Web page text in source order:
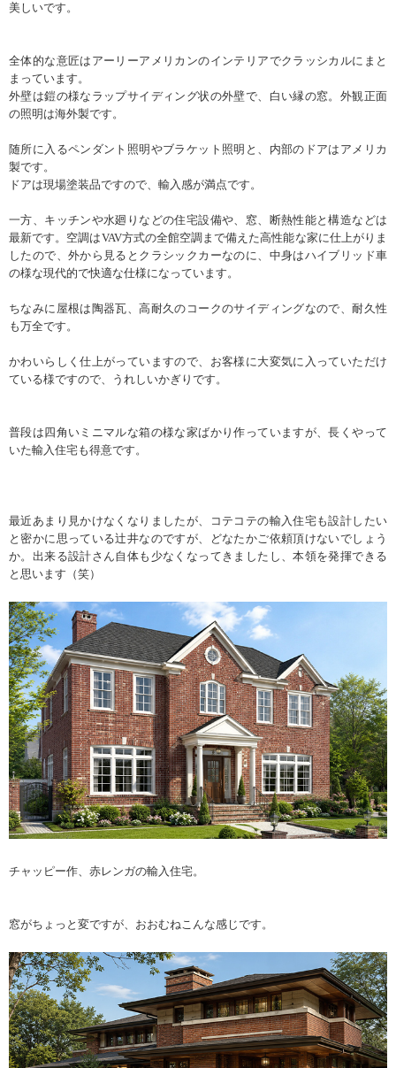
美しいです。
全体的な意匠はアーリーアメリカンのインテリアでクラッシカルにまと
まっています。
外壁は鎧の様なラップサイディング状の外壁で、白い縁の窓。外観正面
の照明は海外製です。
随所に入るペンダント照明やブラケット照明と、内部のドアはアメリカ
製です。
ドアは現場塗装品ですので、輸入感が満点です。
一方、キッチンや水廻りなどの住宅設備や、窓、断熱性能と構造などは
最新です。空調はVAV方式の全館空調まで備えた高性能な家に仕上がりま
したので、外から見るとクラシックカーなのに、中身はハイブリッド車
の様な現代的で快適な仕様になっています。
ちなみに屋根は陶器瓦、高耐久のコークのサイディングなので、耐久性
も万全です。
かわいらしく仕上がっていますので、お客様に大変気に入っていただけ
ている様ですので、うれしいかぎりです。
普段は四角いミニマルな箱の様な家ばかり作っていますが、長くやって
いた輸入住宅も得意です。
最近あまり見かけなくなりましたが、コテコテの輸入住宅も設計したい
と密かに思っている辻井なのですが、どなたかご依頼頂けないでしょう
か。出来る設計さん自体も少なくなってきましたし、本領を発揮できる
と思います（笑）
チャッピー作、赤レンガの輸入住宅。
窓がちょっと変ですが、おおむねこんな感じです。